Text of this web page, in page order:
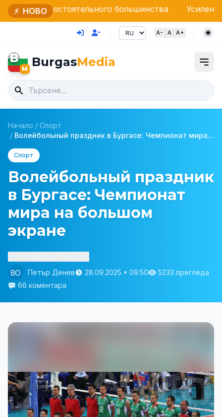
⚡ НОВОбольшинства Усиленные проверки
A- A A+
B
M BurgasMedia
Начало / Спорт
/ Волейбольный праздник в Бургасе: Чемпионат мира...
Спорт
Волейбольный праздник
в Бургасе: Чемпионат
мира на большом
экране
Петър Денев
28.09.2025 • 09:50
5233 прегледа
66 коментара